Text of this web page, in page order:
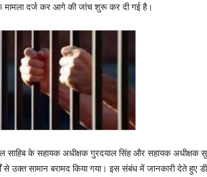
मामला दर्ज कर आगे की जांच शुरू कर दी गई है।
साहिब के सहायक अधीक्षक गुरदयाल सिंह और सहायक अधीक्षक
से उक्त सामान बरामद किया गया। इस संबंध में जानकारी देते हुए